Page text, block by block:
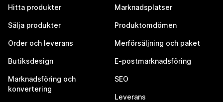
Hitta produkter
Sälja produkter
Order och leverans
Butiksdesign
Marknadsföring och
konvertering
Marknadsplatser
Produktomdömen
Merförsäljning och paket
E-postmarknadsföring
SEO
Leverans